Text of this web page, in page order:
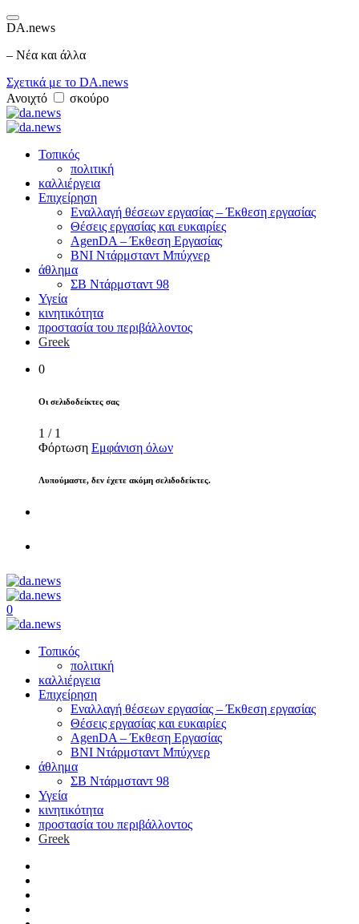
DA.news
– Νέα και άλλα
Σχετικά με το DA.news
Ανοιχτό
σκούρο
Τοπικός
πολιτική
καλλιέργεια
Επιχείρηση
Εναλλαγή θέσεων εργασίας – Έκθεση εργασίας
Θέσεις εργασίας και ευκαιρίες
AgenDA – Έκθεση Εργασίας
BNI Ντάρμσταντ Μπύχνερ
άθλημα
ΣΒ Ντάρμσταντ 98
Υγεία
κινητικότητα
προστασία του περιβάλλοντος
Greek
0
Οι σελιδοδείκτες σας
1 / 1
Φόρτωση Εμφάνιση όλων
Λυπούμαστε, δεν έχετε ακόμη σελιδοδείκτες.
0
Τοπικός
πολιτική
καλλιέργεια
Επιχείρηση
Εναλλαγή θέσεων εργασίας – Έκθεση εργασίας
Θέσεις εργασίας και ευκαιρίες
AgenDA – Έκθεση Εργασίας
BNI Ντάρμσταντ Μπύχνερ
άθλημα
ΣΒ Ντάρμσταντ 98
Υγεία
κινητικότητα
προστασία του περιβάλλοντος
Greek